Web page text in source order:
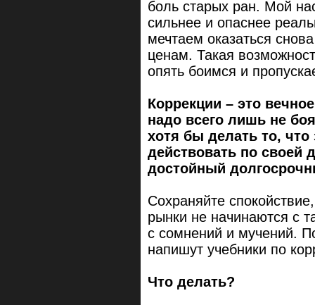
боль старых ран. Мой
сильнее и опаснее
мечтаем оказаться
ценам. Такая
опять боимся и
Коррекции – это
надо всего лишь не
хотя бы делать то,
действовать по своей
достойный
Сохраняйте
рынки не начинаются с
с сомнений и мучений.
напишут учебники по
Что делать?